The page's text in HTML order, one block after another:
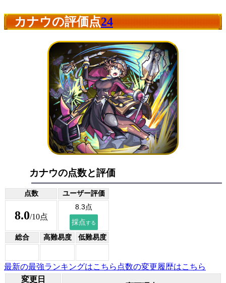
カナウの評価点24
カナウの点数と評価
点数 ユーザー評価
8.0/10点
総合 高難易度 低難易度
最新の最強ランキングはこちら 点数の変更履歴はこちら
変更日